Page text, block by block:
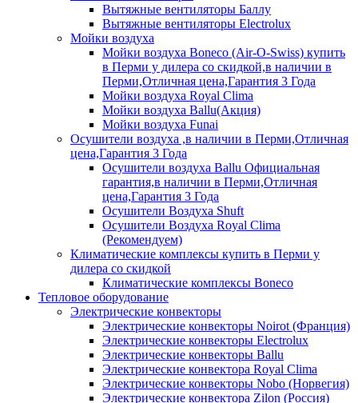
Вытяжные вентиляторы Баллу
Вытяжные вентиляторы Electrolux
Мойки воздуха
Мойки воздуха Boneco (Air-O-Swiss) купить
в Перми у дилера со скидкой,в наличии в
Перми,Отличная цена,Гарантия 3 Года
Мойки воздуха Royal Clima
Мойки воздуха Ballu(Акция)
Мойки воздуха Funai
Осушители воздуха ,в наличии в Перми,Отличная
цена,Гарантия 3 Года
Осушители воздуха Ballu Официальная
гарантия,в наличии в Перми,Отличная
цена,Гарантия 3 Года
Осушители Воздуха Shuft
Осушители Воздуха Royal Clima
(Рекомендуем)
Климатические комплексы купить в Перми у
дилера со скидкой
Климатические комплексы Boneсo
Тепловое оборудование
Электрические конвекторы
Электрические конвекторы Noirot (Франция)
Электрические конвекторы Electrolux
Электрические конвекторы Ballu
Электрические конвектора Royal Clima
Электрические конвекторы Nobo (Норвегия)
Электрические конвектора Zilon (Россия)